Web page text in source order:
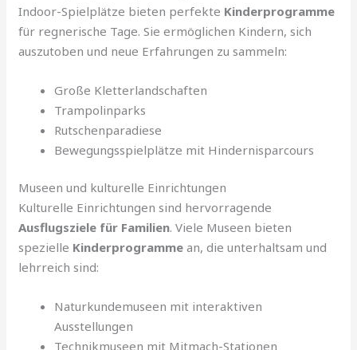
Indoor-Spielplätze bieten perfekte Kinderprogramme
für regnerische Tage. Sie ermöglichen Kindern, sich
auszutoben und neue Erfahrungen zu sammeln:
Große Kletterlandschaften
Trampolinparks
Rutschenparadiese
Bewegungsspielplätze mit Hindernisparcours
Museen und kulturelle Einrichtungen
Kulturelle Einrichtungen sind hervorragende
Ausflugsziele für Familien. Viele Museen bieten
spezielle Kinderprogramme an, die unterhaltsam und
lehrreich sind:
Naturkundemuseen mit interaktiven
Ausstellungen
Technikmuseen mit Mitmach-Stationen